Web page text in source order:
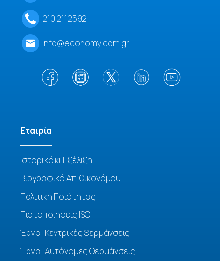
210 2112592
info@economy.com.gr
Eταιρία
Ιστορικό κι Εξέλιξη
Βιογραφικό Απ. Οικονόμου
Πολιτική Ποιότητας
Πιστοποιήσεις ISO
Έργα: Κεντρικές Θερμάνσεις
Έργα: Αυτόνομες Θερμάνσεις